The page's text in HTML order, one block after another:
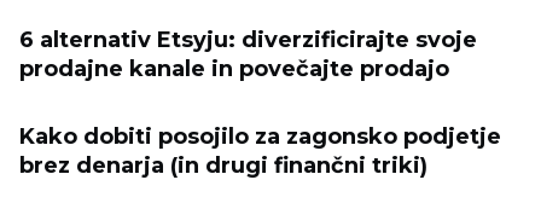
6 alternativ Etsyju: diverzificirajte svoje
prodajne kanale in povečajte prodajo
Kako dobiti posojilo za zagonsko podjetje
brez denarja (in drugi finančni triki)